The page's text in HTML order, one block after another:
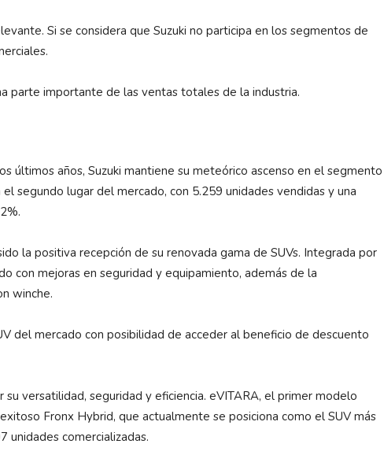
Si se considera que Suzuki no participa en los segmentos de
parte importante de las ventas totales de la industria.
últimos años, Suzuki mantiene su meteórico ascenso en el segmento
segundo lugar del mercado, con 5.259 unidades vendidas y una
la positiva recepción de su renovada gama de SUVs. Integrada por
con mejoras en seguridad y equipamiento, además de la
winche.
del mercado con posibilidad de acceder al beneficio de descuento
versatilidad, seguridad y eficiencia. eVITARA, el primer modelo
Fronx Hybrid, que actualmente se posiciona como el SUV más
unidades comercializadas.